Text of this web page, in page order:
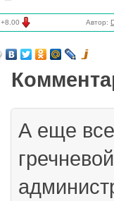
+8.00 Автор:
А еще